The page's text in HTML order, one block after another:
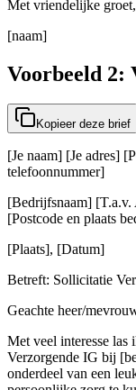
Met vriendelijke groet,
[naam]
Voorbeeld 2:
Kopieer deze brief
[Je naam] [Je adres]
telefoonnummer]
[Bedrijfsnaam]
[Postcode en plaats
[Plaats], [Datum]
Betreft: Sollicitatie
Geachte heer/
Met veel interesse las
Verzorgende IG bij
onderdeel van een